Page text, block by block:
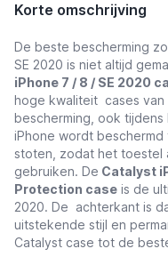
Korte omschrijving
De beste bescherming
SE 2020 is niet altijd
iPhone 7 / 8 / SE 2020
hoge kwaliteit cases van
bescherming, ook
iPhone wordt
stoten, zodat het toestel
gebruiken. De Catalyst
Protection case is de
2020. De achterkant is
uitstekende stijl en
Catalyst case tot de